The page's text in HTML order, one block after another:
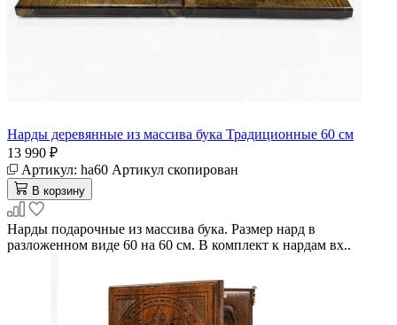
Нарды деревянные из массива бука Традиционные 60 см
13 990 ₽
Артикул: ha60 Артикул скопирован
В корзину
Нарды подарочные из массива бука. Размер нард в
разложенном виде 60 на 60 см. В комплект к нардам вх..